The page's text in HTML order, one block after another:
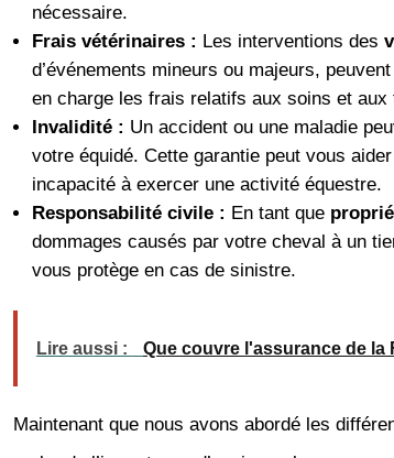
nécessaire.
Frais vétérinaires : Les interventions des
d’événements mineurs ou majeurs,
en charge les frais relatifs aux soins et
Invalidité : Un accident ou une maladie
votre équidé. Cette garantie peut vous
incapacité à exercer une activité équestre.
Responsabilité civile : En tant que
dommages causés par votre cheval à un
vous protège en cas de sinistre.
Lire aussi : Que couvre l'assurance de
Maintenant que nous avons abordé les